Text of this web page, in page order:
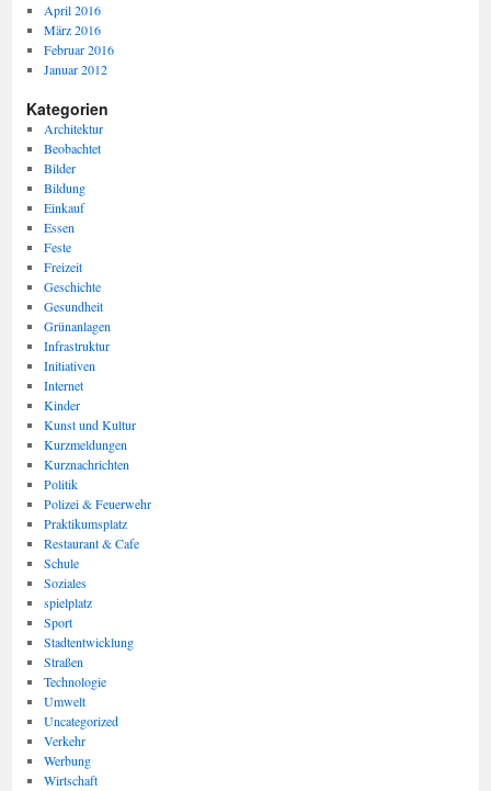
April 2016
März 2016
Februar 2016
Januar 2012
Kategorien
Architektur
Beobachtet
Bilder
Bildung
Einkauf
Essen
Feste
Freizeit
Geschichte
Gesundheit
Grünanlagen
Infrastruktur
Initiativen
Internet
Kinder
Kunst und Kultur
Kurzmeldungen
Kurznachrichten
Politik
Polizei & Feuerwehr
Praktikumsplatz
Restaurant & Cafe
Schule
Soziales
spielplatz
Sport
Stadtentwicklung
Straßen
Technologie
Umwelt
Uncategorized
Verkehr
Werbung
Wirtschaft